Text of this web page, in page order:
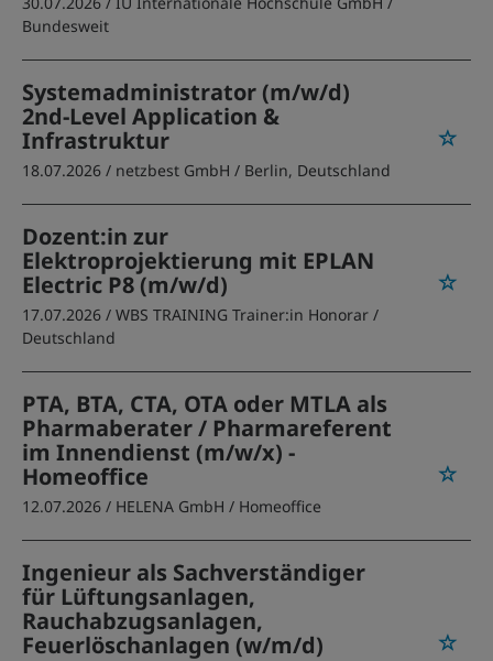
Bundesweit
Systemadministrator (m/w/d)
2nd-Level Application &
Infrastruktur
18.07.2026 / netzbest GmbH / Berlin, Deutschland
Dozent:in zur
Elektroprojektierung mit EPLAN
Electric P8 (m/w/d)
17.07.2026 / WBS TRAINING Trainer:in Honorar /
Deutschland
PTA, BTA, CTA, OTA oder MTLA als
Pharmaberater / Pharmareferent
im Innendienst (m/w/x) -
Homeoffice
12.07.2026 / HELENA GmbH / Homeoffice
Ingenieur als Sachverständiger
für Lüftungsanlagen,
Rauchabzugsanlagen,
Feuerlöschanlagen (w/m/d)